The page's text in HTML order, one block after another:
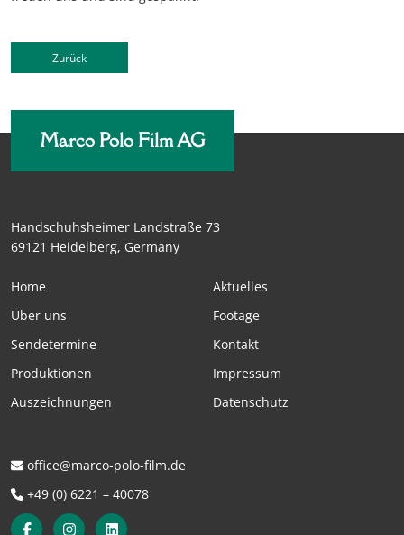
Zurück
Marco Polo Film AG
Handschuhsheimer Landstraße 73
69121 Heidelberg, Germany
Home
Über uns
Sendetermine
Produktionen
Auszeichnungen
Aktuelles
Footage
Kontakt
Impressum
Datenschutz
office@marco-polo-film.de
+49 (0) 6221 – 40078